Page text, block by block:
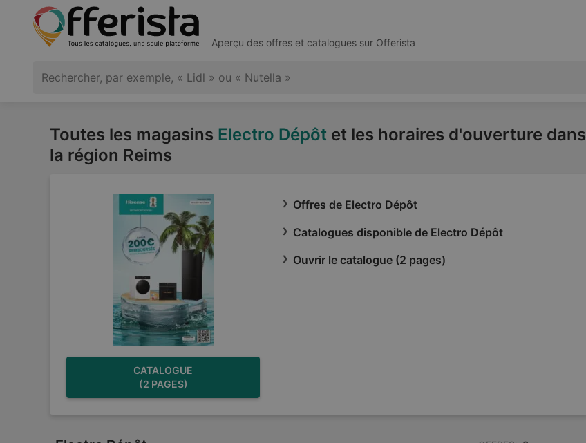
Aperçu des offres et catalogues sur Offerista
Toutes les magasins Electro Dépôt et les horaires d'ouverture dans
la région Reims
CATALOGUE
(2 PAGES)
Offres de Electro Dépôt
Catalogues disponible de Electro Dépôt
Ouvrir le catalogue (2 pages)